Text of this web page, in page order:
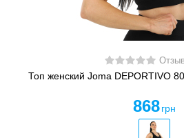
Топ женский Joma DEPORTIVO
868 грн